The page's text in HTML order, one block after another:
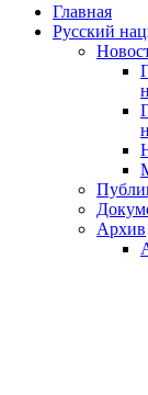
Главная
Русский
Архив